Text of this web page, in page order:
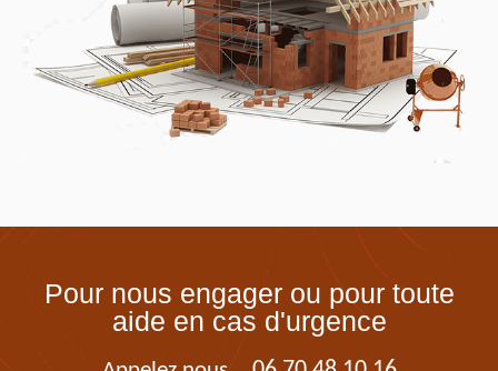
Pour nous engager ou pour toute
aide en cas d'urgence